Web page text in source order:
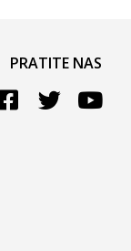
PRATITE NAS